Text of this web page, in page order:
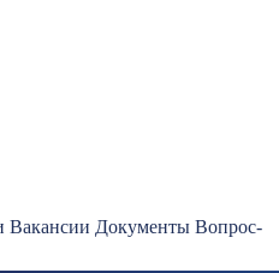
Вакансии Документы Вопрос-